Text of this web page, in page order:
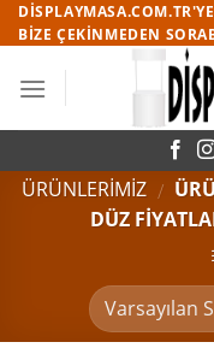
Skip
to
content
BIZE ÇEKINMEDEN
ÜRÜNLERİMİZ /
DÜZ